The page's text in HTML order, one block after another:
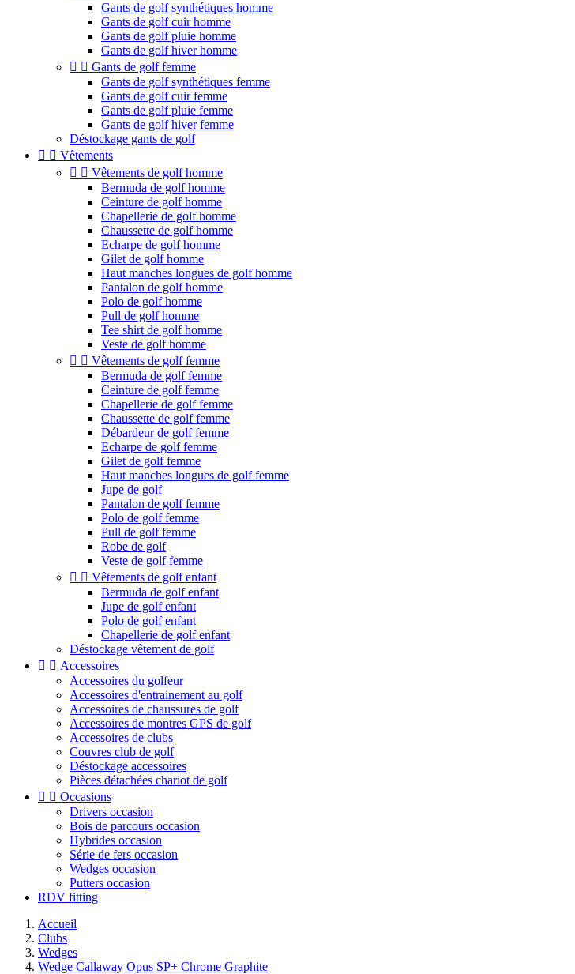
Gants de golf synthétiques homme
Gants de golf cuir homme
Gants de golf pluie homme
Gants de golf hiver homme
  Gants de golf femme
Gants de golf synthétiques femme
Gants de golf cuir femme
Gants de golf pluie femme
Gants de golf hiver femme
Déstockage gants de golf
  Vêtements
  Vêtements de golf homme
Bermuda de golf homme
Ceinture de golf homme
Chapellerie de golf homme
Chaussette de golf homme
Echarpe de golf homme
Gilet de golf homme
Haut manches longues de golf homme
Pantalon de golf homme
Polo de golf homme
Pull de golf homme
Tee shirt de golf homme
Veste de golf homme
  Vêtements de golf femme
Bermuda de golf femme
Ceinture de golf femme
Chapellerie de golf femme
Chaussette de golf femme
Débardeur de golf femme
Echarpe de golf femme
Gilet de golf femme
Haut manches longues de golf femme
Jupe de golf
Pantalon de golf femme
Polo de golf femme
Pull de golf femme
Robe de golf
Veste de golf femme
  Vêtements de golf enfant
Bermuda de golf enfant
Jupe de golf enfant
Polo de golf enfant
Chapellerie de golf enfant
Déstockage vêtement de golf
  Accessoires
Accessoires du golfeur
Accessoires d'entrainement au golf
Accessoires de chaussures de golf
Accessoires de montres GPS de golf
Accessoires de clubs
Couvres club de golf
Déstockage accessoires
Pièces détachées chariot de golf
  Occasions
Drivers occasion
Bois de parcours occasion
Hybrides occasion
Série de fers occasion
Wedges occasion
Putters occasion
RDV fitting
Accueil
Clubs
Wedges
Wedge Callaway Opus SP+ Chrome Graphite